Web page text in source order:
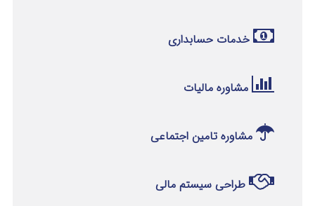
خدمات حسابداری
مشاوره مالیات
مشاوره تامین اجتماعی
طراحی سیستم مالی